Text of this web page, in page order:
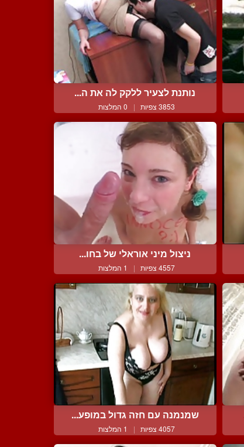
נותנת לצעיר ללקק לה את ה...
3853 צפיות | 0 המלצות
ניצול מיני אוראלי של בחו...
4557 צפיות | 1 המלצות
שמנמנה עם חזה גדול במופע...
4057 צפיות | 1 המלצות